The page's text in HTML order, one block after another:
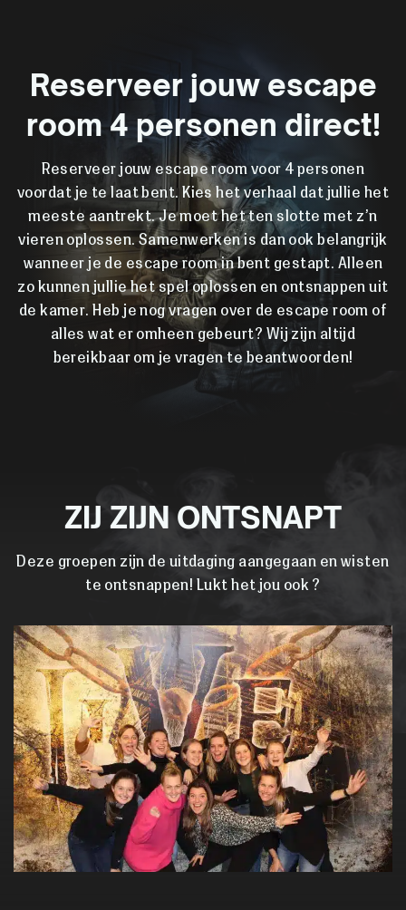
Reserveer jouw escape
room 4 personen direct!
Reserveer jouw escape room voor 4 personen
voordat je te laat bent. Kies het verhaal dat jullie het
meeste aantrekt. Je moet het ten slotte met z’n
vieren oplossen. Samenwerken is dan ook belangrijk
wanneer je de escape room in bent gestapt. Alleen
zo kunnen jullie het spel oplossen en ontsnappen uit
de kamer. Heb je nog vragen over de escape room of
alles wat er omheen gebeurt? Wij zijn altijd
bereikbaar om je vragen te beantwoorden!
ZIJ ZIJN ONTSNAPT
Deze groepen zijn de uitdaging aangegaan en wisten
te ontsnappen! Lukt het jou ook ?